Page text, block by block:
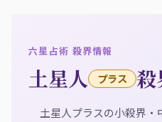
六星占術 殺界情報
土星人 プラス 殺
土星人プラスの小殺界・